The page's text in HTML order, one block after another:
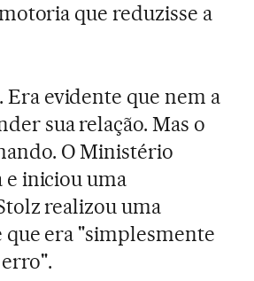
que reduzisse a
evidente que nem a
sua relação. Mas o
O Ministério
e iniciou uma
realizou uma
que era "simplesmente